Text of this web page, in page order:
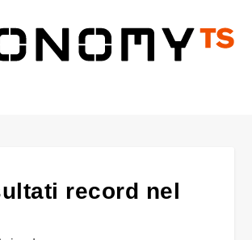
record nel